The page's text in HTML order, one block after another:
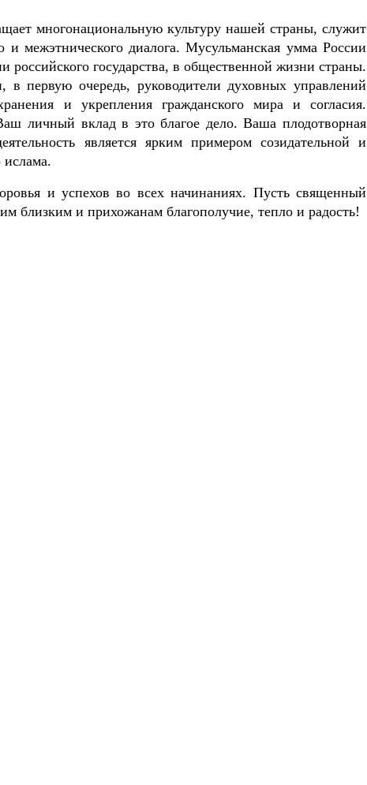
многонациональную культуру нашей страны, служит
межэтнического диалога. Мусульманская умма России
российского государства, в общественной жизни страны.
в первую очередь, руководители духовных управлений
и укрепления гражданского мира и согласия.
личный вклад в это благое дело. Ваша плодотворная
является ярким примером созидательной и
ислама.
и успехов во всех начинаниях. Пусть священный
близким и прихожанам благополучие, тепло и радость!